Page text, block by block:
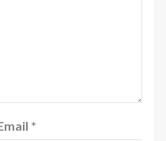
*